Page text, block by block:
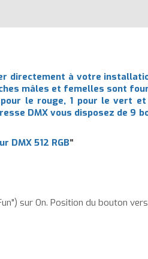
directement à votre
mâles et femelles sont
le rouge, 1 pour le vert
DMX vous disposez de 9
DMX 512 RGB"
sur On. Position du bouton